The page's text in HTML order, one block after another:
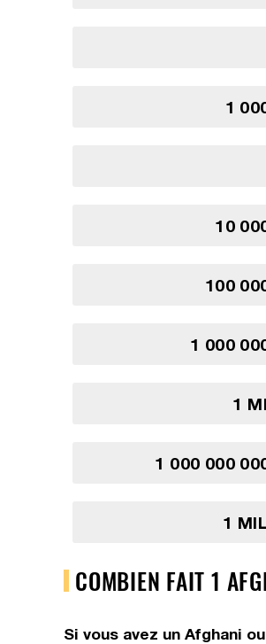
1
10
100
1 000
1
1 000 000
1
COMBIEN FAIT 1
Si vous avez un Afghani